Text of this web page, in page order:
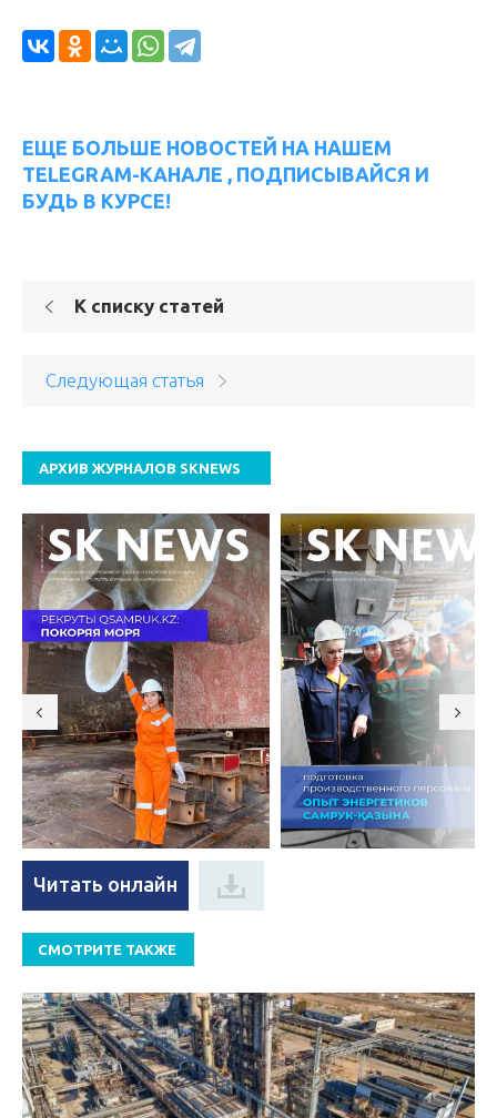
ЕЩЕ БОЛЬШЕ НОВОСТЕЙ НА НАШЕМ
TELEGRAM-КАНАЛЕ , ПОДПИСЫВАЙСЯ И
БУДЬ В КУРСЕ!
К списку статей
Следующая статья
АРХИВ ЖУРНАЛОВ SKNEWS
Читать онлайн
СМОТРИТЕ ТАКЖЕ